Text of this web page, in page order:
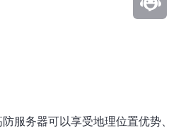
服务器可以享受地理位置优势、